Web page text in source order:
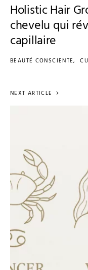
Holistic Hair
chevelu qui
capillaire
BEAUTÉ CONSCIENTE
NEXT ARTICLE